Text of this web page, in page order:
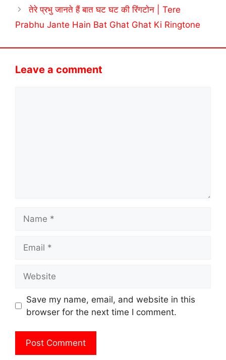
तेरे प्रभु जानते हैं बात घट घट की रिंगटोन | Tere
Prabhu Jante Hain Bat Ghat Ghat Ki Ringtone
Leave a comment
Save my name, email, and website in this
browser for the next time I comment.